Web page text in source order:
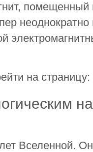
неоднократно
на страницу:
Вселенной.